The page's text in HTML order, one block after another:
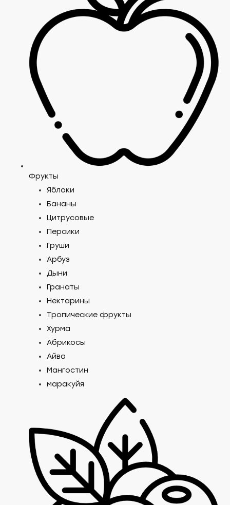
Фрукты
Яблоки
Бананы
Цитрусовые
Персики
Груши
Арбуз
Дыни
Гранаты
Нектарины
Тропические фрукты
Хурма
Абрикосы
Айва
Мангостин
маракуйя